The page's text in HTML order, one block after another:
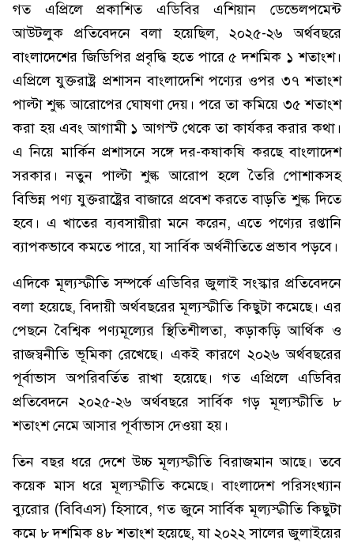
গত এপ্রিলে প্রকাশিত এডিবির এশিয়ান ডেভেলপমেন্ট
আউটলুক প্রতিবেদনে বলা হয়েছিল, ২০২৫-২৬ অর্থবছরে
বাংলাদেশের জিডিপির প্রবৃদ্ধি হতে পারে ৫ দশমিক ১ শতাংশ।
এপ্রিলে যুক্তরাষ্ট্র প্রশাসন বাংলাদেশি পণ্যের ওপর ৩৭ শতাংশ
পাল্টা শুল্ক আরোপের ঘোষণা দেয়। পরে তা কমিয়ে ৩৫ শতাংশ
করা হয় এবং আগামী ১ আগস্ট থেকে তা কার্যকর করার কথা।
এ নিয়ে মার্কিন প্রশাসনে সঙ্গে দর-কষাকষি করছে বাংলাদেশ
সরকার। নতুন পাল্টা শুল্ক আরোপ হলে তৈরি পোশাকসহ
বিভিন্ন পণ্য যুক্তরাষ্ট্রের বাজারে প্রবেশ করতে বাড়তি শুল্ক দিতে
হবে। এ খাতের ব্যবসায়ীরা মনে করেন, এতে পণ্যের রপ্তানি
ব্যাপকভাবে কমতে পারে, যা সার্বিক অর্থনীতিতে প্রভাব পড়বে।
এদিকে মূল্যস্ফীতি সম্পর্কে এডিবির জুলাই সংস্কার প্রতিবেদনে
বলা হয়েছে, বিদায়ী অর্থবছরের মূল্যস্ফীতি কিছুটা কমেছে। এর
পেছনে বৈশ্বিক পণ্যমূল্যের স্থিতিশীলতা, কড়াকড়ি আর্থিক ও
রাজস্বনীতি ভূমিকা রেখেছে। একই কারণে ২০২৬ অর্থবছরের
পূর্বাভাস অপরিবর্তিত রাখা হয়েছে। গত এপ্রিলে এডিবির
প্রতিবেদনে ২০২৫-২৬ অর্থবছরে সার্বিক গড় মূল্যস্ফীতি ৮
শতাংশ নেমে আসার পূর্বাভাস দেওয়া হয়।
তিন বছর ধরে দেশে উচ্চ মূল্যস্ফীতি বিরাজমান আছে। তবে
কয়েক মাস ধরে মূল্যস্ফীতি কমেছে। বাংলাদেশ পরিসংখ্যান
ব্যুরোর (বিবিএস) হিসাবে, গত জুনে সার্বিক মূল্যস্ফীতি কিছুটা
কমে ৮ দশমিক ৪৮ শতাংশ হয়েছে, যা ২০২২ সালের জুলাইয়ের